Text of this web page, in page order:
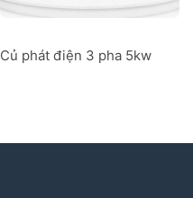
Củ phát điện 3 pha 5kw